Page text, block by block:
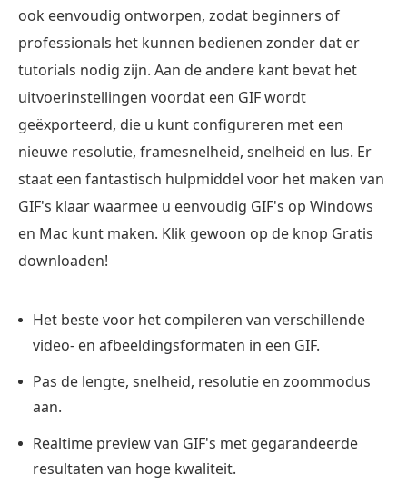
ook eenvoudig ontworpen, zodat beginners of
professionals het kunnen bedienen zonder dat er
tutorials nodig zijn. Aan de andere kant bevat het
uitvoerinstellingen voordat een GIF wordt
geëxporteerd, die u kunt configureren met een
nieuwe resolutie, framesnelheid, snelheid en lus. Er
staat een fantastisch hulpmiddel voor het maken van
GIF's klaar waarmee u eenvoudig GIF's op Windows
en Mac kunt maken. Klik gewoon op de knop Gratis
downloaden!
Het beste voor het compileren van verschillende
video- en afbeeldingsformaten in een GIF.
Pas de lengte, snelheid, resolutie en zoommodus
aan.
Realtime preview van GIF's met gegarandeerde
resultaten van hoge kwaliteit.